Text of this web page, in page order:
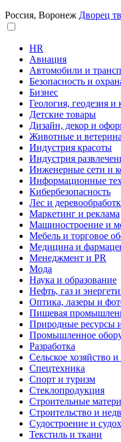
Россия, Воронеж Дворец
HR
Авиация
Автомобили и
Безопасность и
Бизнес
Геология, геодезия и
Детские товары
Дизайн, декор и
Животные и
Индустрия красоты
Индустрия
Инженерные сети и
Информационные
Кибербезопасность
Лес и
Маркетинг и реклама
Машиностроение и
Мебель и торговое
Медицина и
Менеджмент и PR
Мода
Наука и образование
Нефть, газ и
Оптика, лазеры и
Пищевая
Природные ресурсы
Промышленное
Разработка
Сельское хозяйство
Спецтехника
Спорт и туризм
Стеклопродукция
Строительные
Строительство и
Судостроение и
Текстиль и ткани